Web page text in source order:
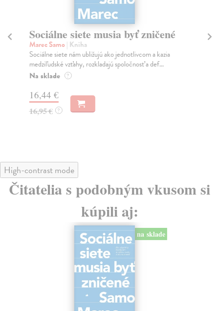
Sociálne siete musia byť zničené
Marec Samo| Kniha
Sociálne siete nám ubližujú ako jednotlivcom a kazia
medziľudské vzťahy, rozkladajú spoločnosť a def...
Na sklade ?
16,44 €
16,95 € ?
High-contrast mode
Čitatelia s podobným vkusom si
kúpili aj:
na sklade